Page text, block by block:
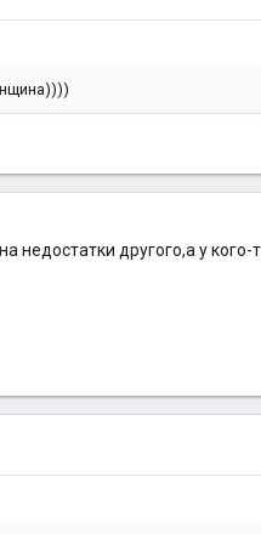
недостатки другого,а у кого-